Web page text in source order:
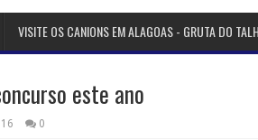
VISITE OS CANIONS EM ALAGOAS - GRUTA DO
este ano
0